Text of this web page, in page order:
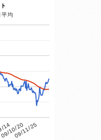
均
14
09/10/2009/11/25